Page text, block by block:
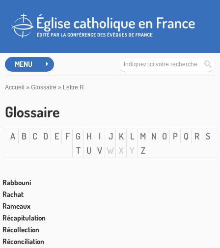
MENU
Accueil » Glossaire » Lettre R
Glossaire
A B C D E F G H I J K L M N O P Q R S
T
U V W X Y Z
Rabbouni
Rachat
Rameaux
Récapitulation
Récollection
Réconciliation